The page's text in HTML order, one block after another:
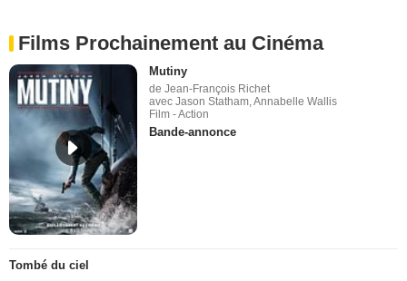
Films Prochainement au Cinéma
Mutiny
de Jean-François Richet
avec Jason Statham, Annabelle Wallis
Film - Action
Bande-annonce
Tombé du ciel